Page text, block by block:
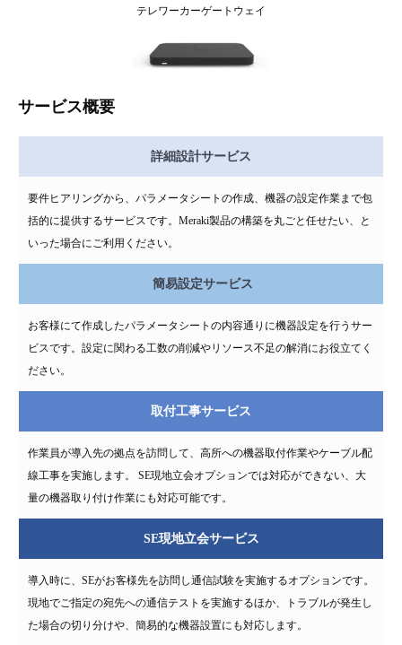
テレワーカーゲートウェイ
サービス概要
詳細設計サービス
要件ヒアリングから、パラメータシートの作成、機器の設定作業まで包
括的に提供するサービスです。Meraki製品の構築を丸ごと任せたい、と
いった場合にご利用ください。
簡易設定サービス
お客様にて作成したパラメータシートの内容通りに機器設定を行うサー
ビスです。設定に関わる工数の削減やリソース不足の解消にお役立てく
ださい。
取付工事サービス
作業員が導入先の拠点を訪問して、高所への機器取付作業やケーブル配
線工事を実施します。 SE現地立会オプションでは対応ができない、大
量の機器取り付け作業にも対応可能です。
SE現地立会サービス
導入時に、SEがお客様先を訪問し通信試験を実施するオプションです。
現地でご指定の宛先への通信テストを実施するほか、トラブルが発生し
た場合の切り分けや、簡易的な機器設置にも対応します。